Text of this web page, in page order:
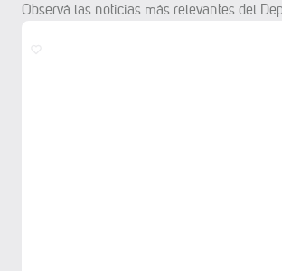
Observá las noticias más relevantes del